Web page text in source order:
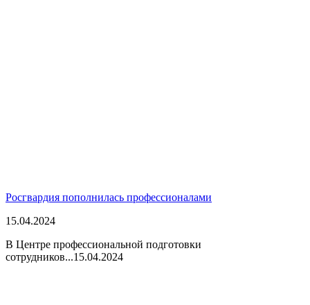
Росгвардия пополнилась профессионалами
15.04.2024
В Центре профессиональной подготовки
сотрудников...15.04.2024